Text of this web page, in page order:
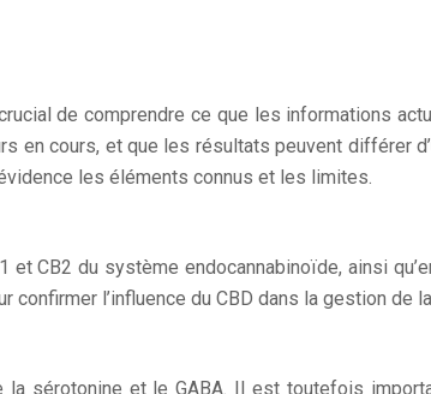
de comprendre ce que les informations
cours, et que les résultats peuvent différer
les éléments connus et les limites.
CB2 du système endocannabinoïde, ainsi
l’influence du CBD dans la gestion de
la sérotonine et le GABA. Il est toutefois